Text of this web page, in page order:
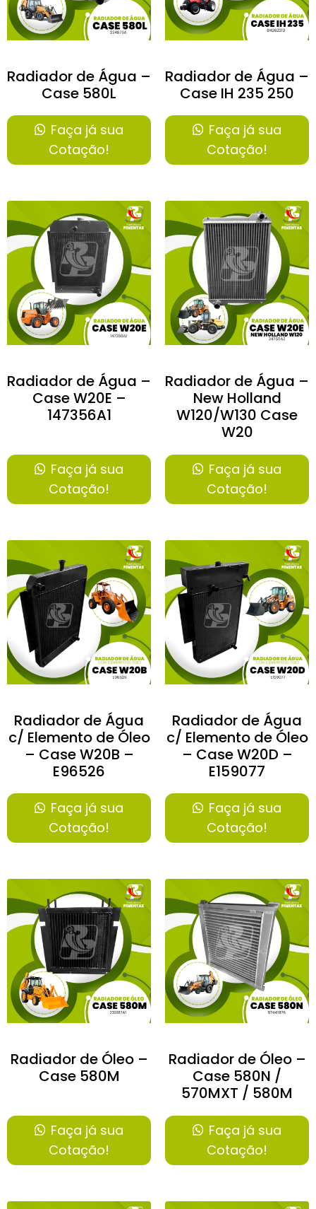
Radiador de Água –
Case 580L
Faça já sua
Cotação!
Radiador de Água –
Case IH 235 250
Faça já sua
Cotação!
Radiador de Água –
Case W20E –
147356A1
Faça já sua
Cotação!
Radiador de Água –
New Holland
W120/W130 Case
W20
Faça já sua
Cotação!
Radiador de Água
c/ Elemento de Óleo
– Case W20B –
E96526
Faça já sua
Cotação!
Radiador de Água
c/ Elemento de Óleo
– Case W20D –
E159077
Faça já sua
Cotação!
Radiador de Óleo –
Case 580M
Faça já sua
Cotação!
Radiador de Óleo –
Case 580N /
570MXT / 580M
Faça já sua
Cotação!